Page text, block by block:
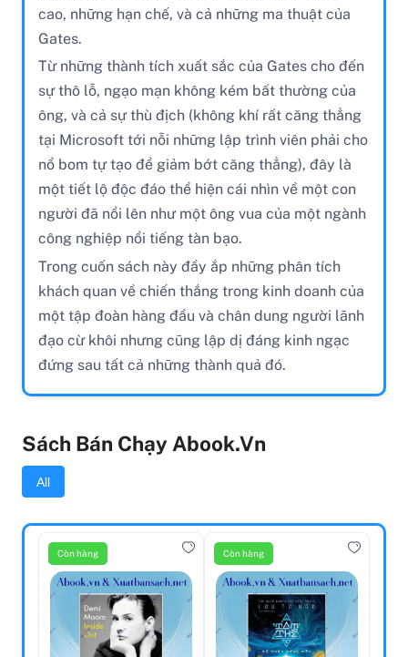
cao, những hạn chế, và cả những ma thuật của
Gates.
Từ những thành tích xuất sắc của Gates cho đến
sự thô lỗ, ngạo mạn không kém bất thường của
ông, và cả sự thù địch (không khí rất căng thẳng
tại Microsoft tới nỗi những lập trình viên phải cho
nổ bom tự tạo để giảm bớt căng thẳng), đây là
một tiết lộ độc đáo thể hiện cái nhìn về một con
người đã nổi lên như một ông vua của một ngành
công nghiệp nổi tiếng tàn bạo.
Trong cuốn sách này đầy ắp những phân tích
khách quan về chiến thắng trong kinh doanh của
một tập đoàn hàng đầu và chân dung người lãnh
đạo cừ khôi nhưng cũng lập dị đáng kinh ngạc
đứng sau tất cả những thành quả đó.
Sách Bán Chạy Abook.vn
All
Còn hàng Còn hàng